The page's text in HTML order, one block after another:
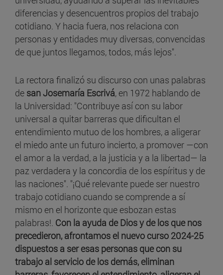
diferencias y desencuentros propios del trabajo
cotidiano. Y hacia fuera, nos relaciona con
personas y entidades muy diversas, convencidas
de que juntos llegamos, todos, más lejos".
La rectora finalizó su discurso con unas palabras
de san Josemaría Escrivá, en 1972 hablando de
la Universidad: "Contribuye así con su labor
universal a quitar barreras que dificultan el
entendimiento mutuo de los hombres, a aligerar
el miedo ante un futuro incierto, a promover — con
el amor a la verdad, a la justicia y a la libertad — la
paz verdadera y la concordia de los espíritus y de
las naciones". "¡Qué relevante puede ser nuestro
trabajo cotidiano cuando se comprende a sí
mismo en el horizonte que esbozan estas
palabras!. Con la ayuda de Dios y de los que nos
precedieron, afrontamos el nuevo curso 2024-25
dispuestos a ser esas personas que con su
trabajo al servicio de los demás, eliminan